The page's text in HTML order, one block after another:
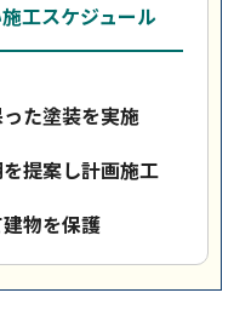
工スケジュール
た塗装を実施
提案し計画施工
物を保護